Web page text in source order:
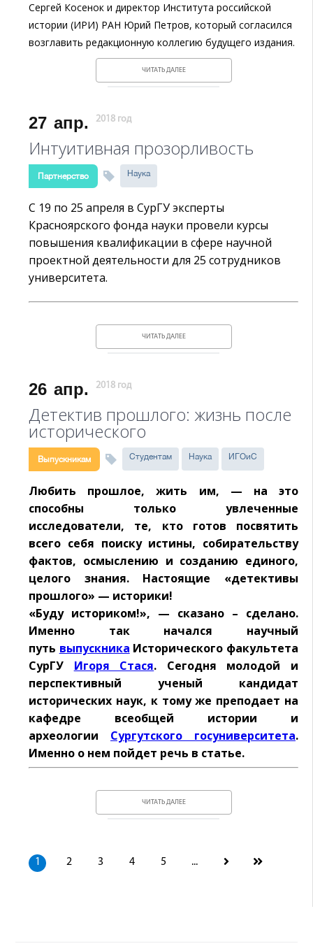
Сергей Косенок и директор Института российской
истории (ИРИ) РАН Юрий Петров, который согласился
возглавить редакционную коллегию будущего издания.
ЧИТАТЬ ДАЛЕЕ
27 апр. 2018 год
Интуитивная прозорливость
Партнерство Наука
С 19 по 25 апреля в СурГУ эксперты
Красноярского фонда науки провели курсы
повышения квалификации в сфере научной
проектной деятельности для 25 сотрудников
университета.
ЧИТАТЬ ДАЛЕЕ
26 апр. 2018 год
Детектив прошлого: жизнь после
исторического
Выпускникам Студентам Наука ИГОиС
Любить прошлое, жить им, — на это
способны только увлеченные
исследователи, те, кто готов посвятить
всего себя поиску истины, собирательству
фактов, осмыслению и созданию единого,
целого знания. Настоящие «детективы
прошлого» — историки!
«Буду историком!», — сказано – сделано.
Именно так начался научный
путь выпускника Исторического факультета
СурГУ Игоря Стася. Сегодня молодой и
перспективный ученый кандидат
исторических наук, к тому же преподает на
кафедре всеобщей истории и
археологии Сургутского госуниверситета.
Именно о нем пойдет речь в статье.
ЧИТАТЬ ДАЛЕЕ
1 2 3 4 5 ...